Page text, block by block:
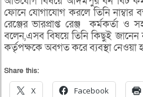
ফোনে যোগাযোগ করলে তিনি নাম্বার
রেঞ্জের ভারপ্রাপ্ত রেঞ্জ কর্মকর্তা ও
বলেন,এসব বিষয়ে তিনি কিছুই
কর্তৃপক্ষকে অবগত করে ব্যবস্থা নেওয়া
Share this:
X Facebook